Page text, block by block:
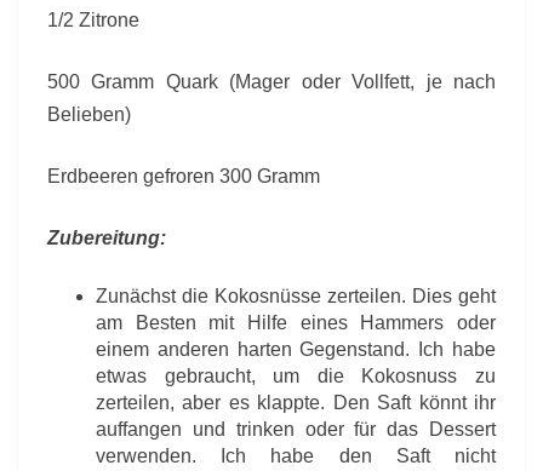
1/2 Zitrone
500 Gramm Quark (Mager oder Vollfett, je nach
Belieben)
Erdbeeren gefroren 300 Gramm
Zubereitung:
Zunächst die Kokosnüsse zerteilen. Dies geht
am Besten mit Hilfe eines Hammers oder
einem anderen harten Gegenstand. Ich habe
etwas gebraucht, um die Kokosnuss zu
zerteilen, aber es klappte. Den Saft könnt ihr
auffangen und trinken oder für das Dessert
verwenden. Ich habe den Saft nicht